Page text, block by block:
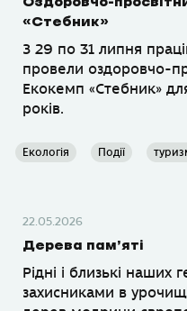
«Стебник»
З 29 по 31 липня
провели оздоровчо-
Екокемп «Стебник»
років.
Екологія Події
22.05.2026
Дерева пам’яті
Рідні і близькі наших
захисниками в